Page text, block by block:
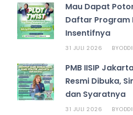
Mau Dapat
Daftar Program
Insentifnya
31 JULI 2026 BY
PMB IISIP
Resmi Dibuka,
dan Syaratnya
31 JULI 2026 BY